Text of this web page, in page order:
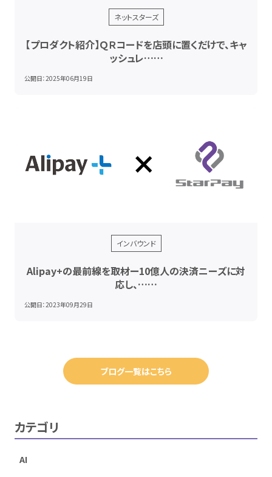
ネットスターズ
【プロダクト紹介】ＱＲコードを店頭に置くだけで、キャ
ッシュレ……
公開日：2025年06月19日
インバウンド
Alipay+の最前線を取材ー10億人の決済ニーズに対
応し、……
公開日：2023年09月29日
ブログ一覧はこちら
カテゴリ
AI